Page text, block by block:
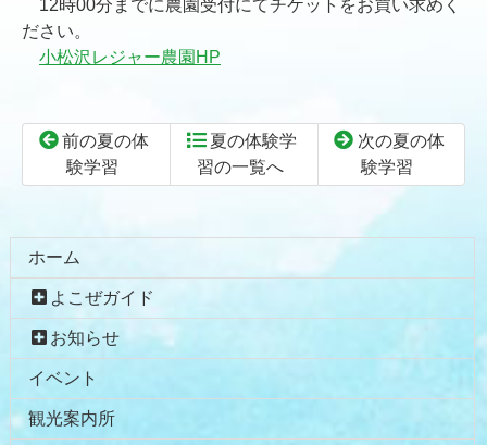
12時00分までに農園受付にてチケットをお買い求めく
ださい。
小松沢レジャー農園HP
前の夏の体
験学習
夏の体験学
習の一覧へ
次の夏の体
験学習
ン
文
頭
の
へ
ホーム
よこぜガイド
お知らせ
イベント
観光案内所